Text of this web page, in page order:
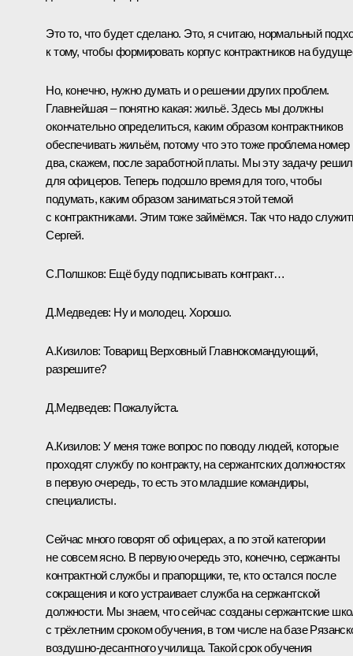
Это то, что будет сделано. Это, я считаю, нормальный
к тому, чтобы формировать корпус контрактников на
Но, конечно, нужно думать и о решении других проблем.
Главнейшая – понятно какая: жильё. Здесь мы должны
окончательно определиться, каким образом контрактников
обеспечивать жильём, потому что это тоже проблема номер
два, скажем, после заработной платы. Мы эту задачу
для офицеров. Теперь подошло время для того, чтобы
подумать, каким образом заниматься этой темой
с контрактниками. Этим тоже займёмся. Так что надо
Сергей.
С.Полшков: Ещё буду подписывать контракт…
Д.Медведев: Ну и молодец. Хорошо.
А.Кизилов: Товарищ Верховный Главнокомандующий,
разрешите?
Д.Медведев: Пожалуйста.
А.Кизилов: У меня тоже вопрос по поводу людей, которые
проходят службу по контракту, на сержантских должностях
в первую очередь, то есть это младшие командиры,
специалисты.
Сейчас много говорят об офицерах, а по этой категории
не совсем ясно. В первую очередь это, конечно, сержанты
контрактной службы и прапорщики, те, кто остался после
сокращения и кого устраивает служба на сержантской
должности. Мы знаем, что сейчас созданы сержантские
с трёхлетним сроком обучения, в том числе на базе
воздушно-десантного училища. Такой срок обучения